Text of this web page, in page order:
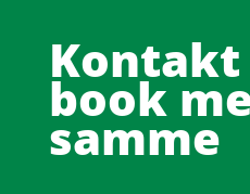
book
samme